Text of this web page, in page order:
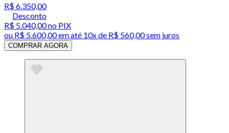
R$ 6.350,00
Desconto
R$ 5.040,00no PIX
ou R$ 5.600,00em até 10x de R$ 560,00 sem juros
COMPRAR AGORA